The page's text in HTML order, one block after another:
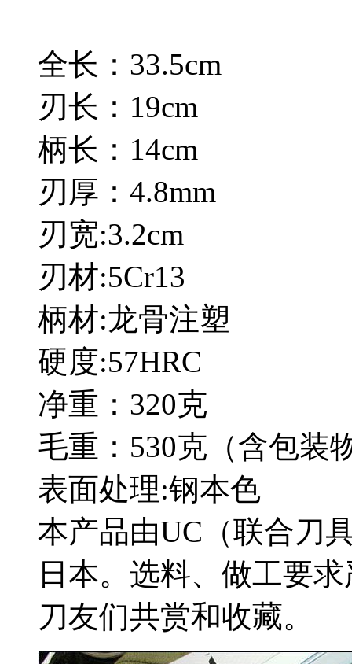
全长：33.5cm
刃长：19cm
柄长：14cm
刃厚：4.8mm
刃宽:3.2cm
刃材:5Cr13
柄材:龙骨注塑
硬度:57HRC
净重：320克
毛重：530克（含包装
表面处理:钢本色
本产品由UC（联合刀
日本。选料、做工要
刀友们共赏和收藏。